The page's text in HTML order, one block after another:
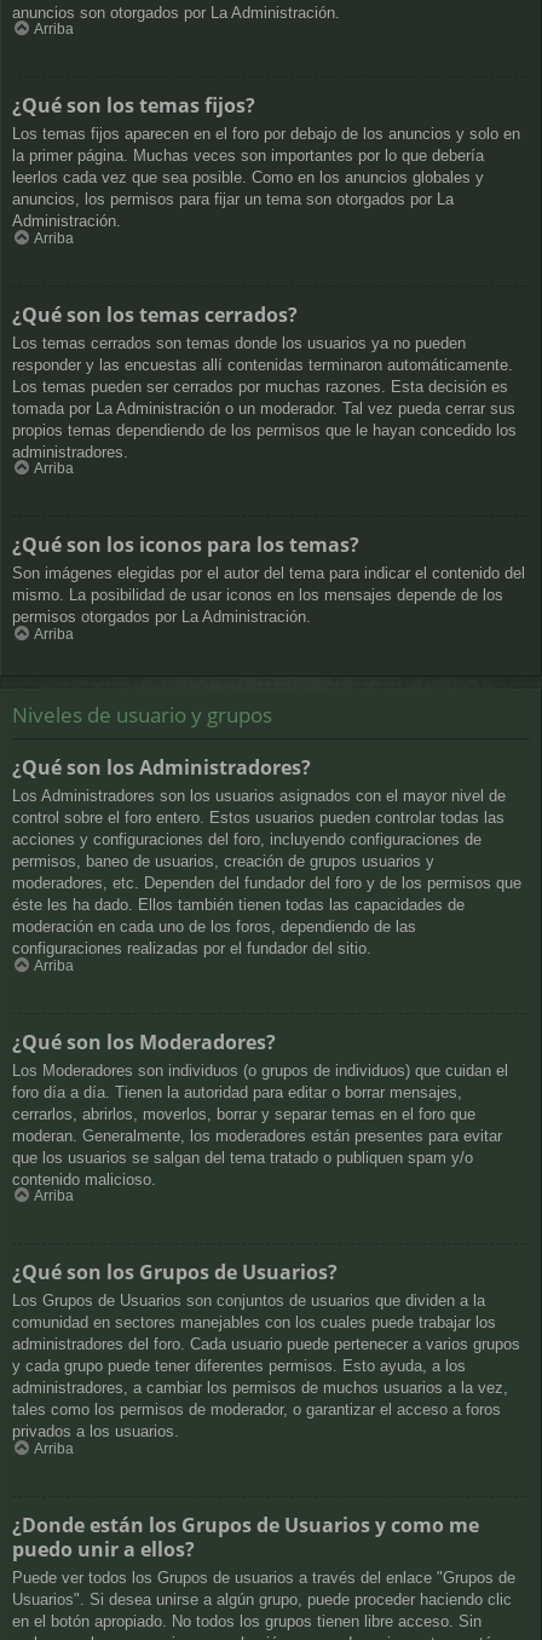
anuncios son otorgados por La Administración.
Arriba
¿Qué son los temas fijos?
Los temas fijos aparecen en el foro por debajo de los anuncios y solo en
la primer página. Muchas veces son importantes por lo que debería
leerlos cada vez que sea posible. Como en los anuncios globales y
anuncios, los permisos para fijar un tema son otorgados por La
Administración.
Arriba
¿Qué son los temas cerrados?
Los temas cerrados son temas donde los usuarios ya no pueden
responder y las encuestas allí contenidas terminaron automáticamente.
Los temas pueden ser cerrados por muchas razones. Esta decisión es
tomada por La Administración o un moderador. Tal vez pueda cerrar sus
propios temas dependiendo de los permisos que le hayan concedido los
administradores.
Arriba
¿Qué son los iconos para los temas?
Son imágenes elegidas por el autor del tema para indicar el contenido del
mismo. La posibilidad de usar iconos en los mensajes depende de los
permisos otorgados por La Administración.
Arriba
Niveles de usuario y grupos
¿Qué son los Administradores?
Los Administradores son los usuarios asignados con el mayor nivel de
control sobre el foro entero. Estos usuarios pueden controlar todas las
acciones y configuraciones del foro, incluyendo configuraciones de
permisos, baneo de usuarios, creación de grupos usuarios y
moderadores, etc. Dependen del fundador del foro y de los permisos que
éste les ha dado. Ellos también tienen todas las capacidades de
moderación en cada uno de los foros, dependiendo de las
configuraciones realizadas por el fundador del sitio.
Arriba
¿Qué son los Moderadores?
Los Moderadores son individuos (o grupos de individuos) que cuidan el
foro día a día. Tienen la autoridad para editar o borrar mensajes,
cerrarlos, abrirlos, moverlos, borrar y separar temas en el foro que
moderan. Generalmente, los moderadores están presentes para evitar
que los usuarios se salgan del tema tratado o publiquen spam y/o
contenido malicioso.
Arriba
¿Qué son los Grupos de Usuarios?
Los Grupos de Usuarios son conjuntos de usuarios que dividen a la
comunidad en sectores manejables con los cuales puede trabajar los
administradores del foro. Cada usuario puede pertenecer a varios grupos
y cada grupo puede tener diferentes permisos. Esto ayuda, a los
administradores, a cambiar los permisos de muchos usuarios a la vez,
tales como los permisos de moderador, o garantizar el acceso a foros
privados a los usuarios.
Arriba
¿Donde están los Grupos de Usuarios y como me
puedo unir a ellos?
Puede ver todos los Grupos de usuarios a través del enlace "Grupos de
Usuarios". Si desea unirse a algún grupo, puede proceder haciendo clic
en el botón apropiado. No todos los grupos tienen libre acceso. Sin